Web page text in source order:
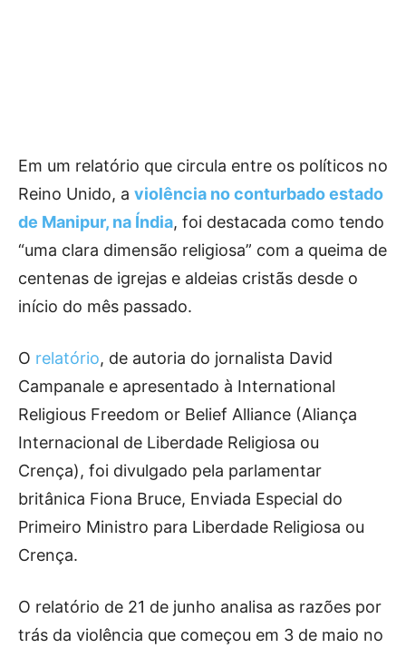
Em um relatório que circula entre os políticos no
Reino Unido, a violência no conturbado estado
de Manipur, na Índia, foi destacada como tendo
“uma clara dimensão religiosa” com a queima de
centenas de igrejas e aldeias cristãs desde o
início do mês passado.
O relatório, de autoria do jornalista David
Campanale e apresentado à International
Religious Freedom or Belief Alliance (Aliança
Internacional de Liberdade Religiosa ou
Crença), foi divulgado pela parlamentar
britânica Fiona Bruce, Enviada Especial do
Primeiro Ministro para Liberdade Religiosa ou
Crença.
O relatório de 21 de junho analisa as razões por
trás da violência que começou em 3 de maio no